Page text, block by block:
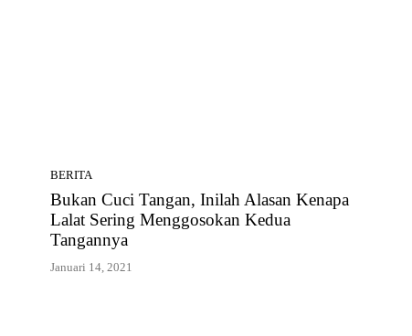
BERITA
Bukan Cuci Tangan, Inilah Alasan Kenapa
Lalat Sering Menggosokan Kedua
Tangannya
Januari 14, 2021